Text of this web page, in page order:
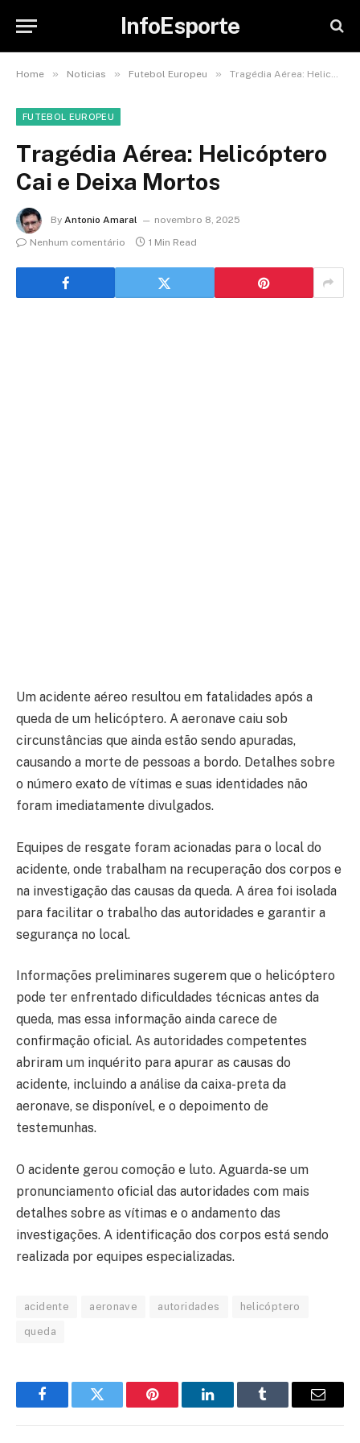
InfoEsporte
Home » Noticias » Futebol Europeu » Tragédia Aérea: Helicóptero Cai e Deixa Mortos
FUTEBOL EUROPEU
Tragédia Aérea: Helicóptero
Cai e Deixa Mortos
By Antonio Amaral
novembro 8, 2025
Nenhum comentário
1 Min Read
Um acidente aéreo resultou em fatalidades após a
queda de um helicóptero. A aeronave caiu sob
circunstâncias que ainda estão sendo apuradas,
causando a morte de pessoas a bordo. Detalhes sobre
o número exato de vítimas e suas identidades não
foram imediatamente divulgados.
Equipes de resgate foram acionadas para o local do
acidente, onde trabalham na recuperação dos corpos e
na investigação das causas da queda. A área foi isolada
para facilitar o trabalho das autoridades e garantir a
segurança no local.
Informações preliminares sugerem que o helicóptero
pode ter enfrentado dificuldades técnicas antes da
queda, mas essa informação ainda carece de
confirmação oficial. As autoridades competentes
abriram um inquérito para apurar as causas do
acidente, incluindo a análise da caixa-preta da
aeronave, se disponível, e o depoimento de
testemunhas.
O acidente gerou comoção e luto. Aguarda-se um
pronunciamento oficial das autoridades com mais
detalhes sobre as vítimas e o andamento das
investigações. A identificação dos corpos está sendo
realizada por equipes especializadas.
acidente aeronave autoridades helicóptero
queda
FacebookTwitter Pinterest LinkedInTumblr Email